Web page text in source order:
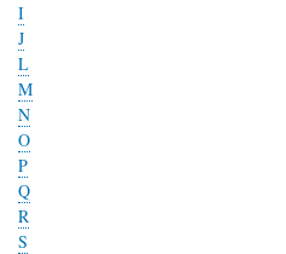
I
J
L
M
N
O
P
Q
R
S